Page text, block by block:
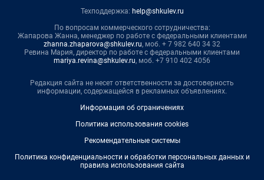
Техподдержка: help@shkulev.ru
По вопросам коммерческого сотрудничества:
Жапарова Жанна, менеджер по работе с федеральными клиентами
zhanna.zhaparova@shkulev.ru, моб. + 7 982 640 34 32
Ревина Мария, директор по работе с федеральными клиентами
mariya.revina@shkulev.ru, моб. +7 910 402 4056
Редакция сайта не несет ответственности за достоверность
информации, содержащейся в рекламных объявлениях.
Информация об ограничениях
Политика использования cookies
Рекомендательные системы
Политика конфиденциальности и обработки персональных данных и
правила использования сайта